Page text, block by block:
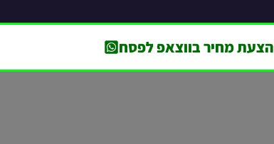
הצעת מחיר בווצאפ לפסח